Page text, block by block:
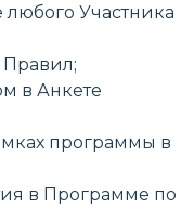
любого Участника
Правил;
в Анкете
программы в
в Программе по